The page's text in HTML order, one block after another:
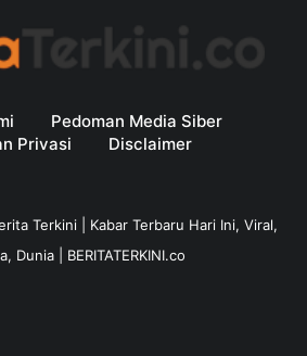
Pedoman Media Siber
Privasi
Disclaimer
Terkini | Kabar Terbaru Hari Ini, Viral,
Dunia | BERITATERKINI.co